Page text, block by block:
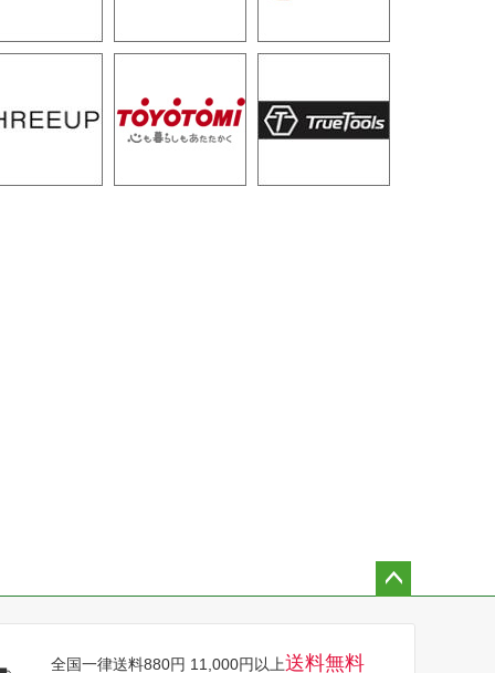
全国一律送料880円 11,000円以上送料無料